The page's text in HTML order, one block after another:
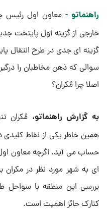
راهنماتو - معاون اول رئیس
خارجی از گزینه اول پایتخت
گزینه ای جدی در طرح انتقال
سوالی که ذهن مخاطبان را
اصلا چرا مُکران؟
به گزارش راهنماتو، مُکران
همین خاطر یکی از نقاط
حساب می آید. اگرچه معاون
ای به شهر مورد نظر در مکران
بررسی این منطقه با سواحل
کنارک حائز اهمیت است.